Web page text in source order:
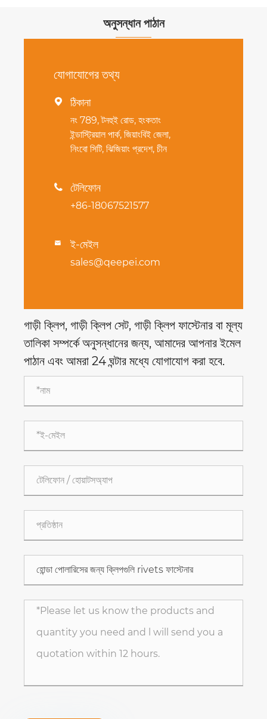
অনুসন্ধান পাঠান
যোগাযোগের তথ্য
 ঠিকানা
নং 789, টনহুই রোড, হংকতাং
ইন্ডাস্ট্রিয়াল পার্ক, জিয়াংবিই জেলা,
নিংবো সিটি, ঝিজিয়াং প্রদেশ, চীন
 টেলিফোন
+86-18067521577
 ই-মেইল
sales@qeepei.com
গাড়ী ক্লিপ, গাড়ী ক্লিপ সেট, গাড়ী ক্লিপ ফাস্টেনার বা মূল্য
তালিকা সম্পর্কে অনুসন্ধানের জন্য, আমাদের আপনার ইমেল
পাঠান এবং আমরা 24 ঘন্টার মধ্যে যোগাযোগ করা হবে.